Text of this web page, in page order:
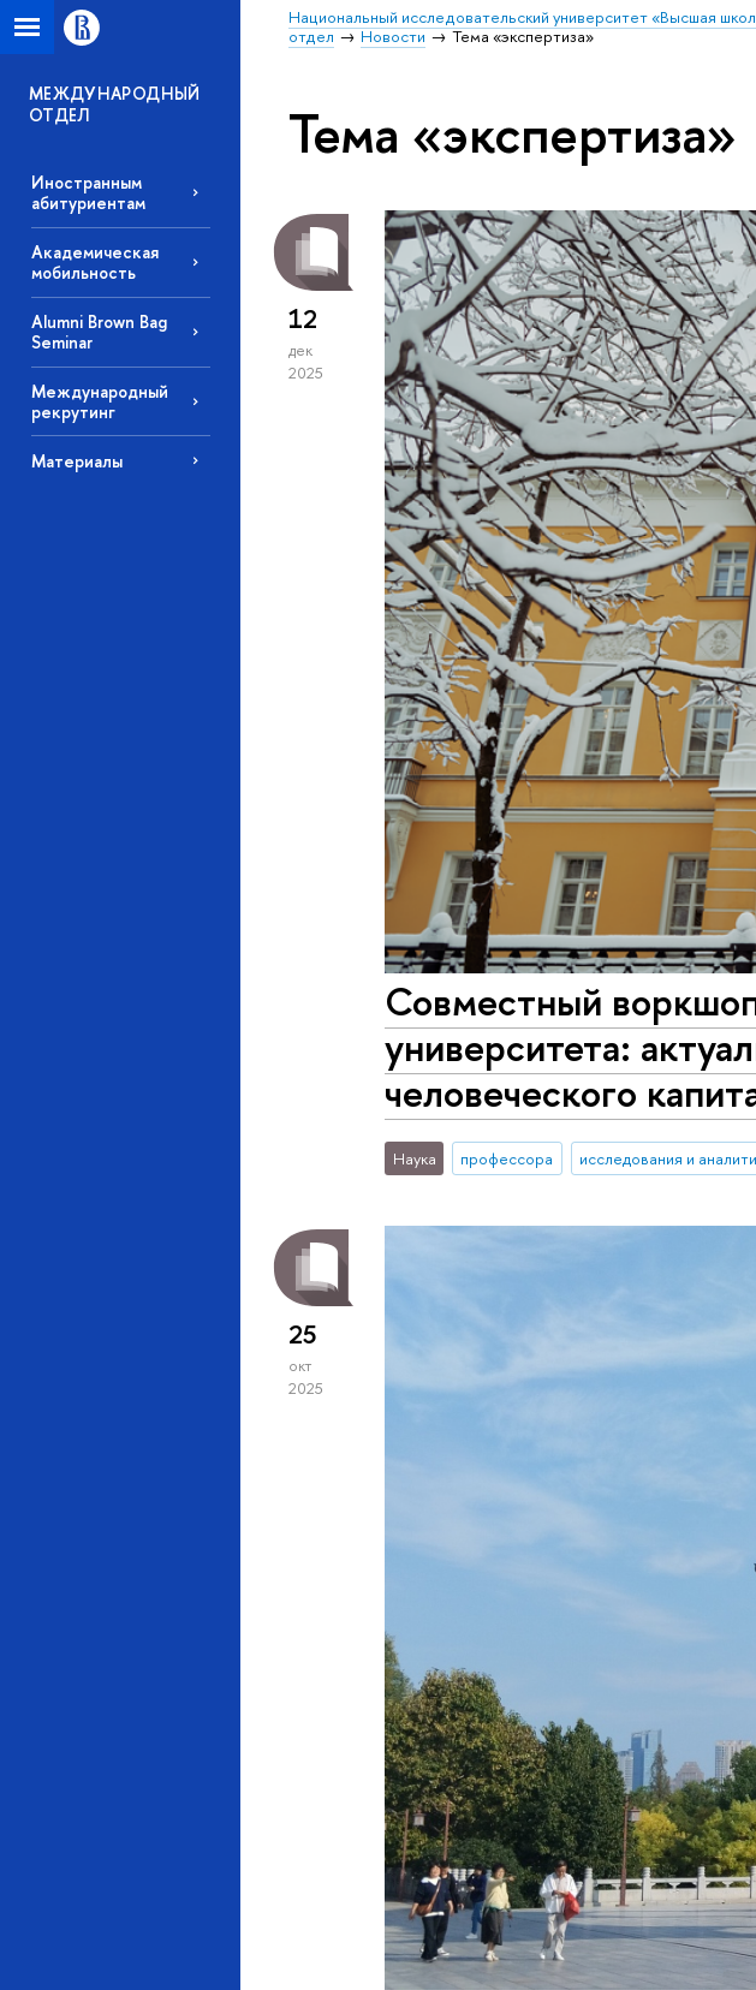
Национальный исследовательский университет «Высшая
отдел
Новости Тема «экспертиза»
МЕЖДУНАРОДНЫЙ
ОТДЕЛ
Иностранным
абитуриентам
Академическая
мобильность
Alumni Brown Bag
Seminar
Международный
рекрутинг
Материалы
Тема «экспертиза»
12
дек
2025
Совместный
университета:
человеческого
Наука профессора исследования и
25
окт
2025